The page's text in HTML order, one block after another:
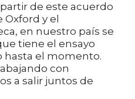
de este acuerdo
y el
en nuestro país se
tiene el ensayo
hasta el momento.
con
a salir juntos de